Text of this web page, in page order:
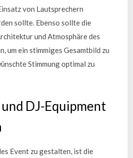
von Lautsprechern
sollte. Ebenso sollte die
und Atmosphäre des
um ein stimmiges Gesamtbild zu
Stimmung optimal zu
DJ-Equipment
Event zu gestalten, ist die